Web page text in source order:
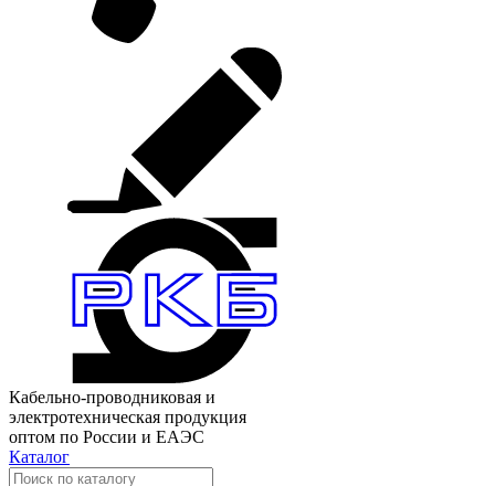
Кабельно-проводниковая и
электротехническая продукция
оптом по России и ЕАЭС
Каталог